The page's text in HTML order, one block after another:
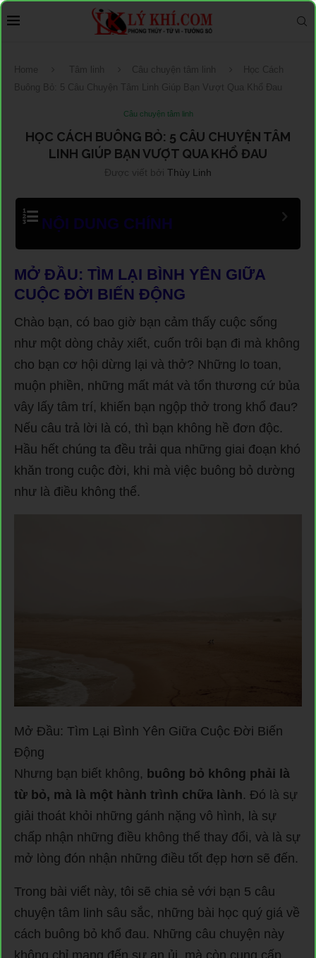
Home Tâm linh Câu chuyện tâm linh
Học Cách
Buông Bỏ: 5 Câu Chuyện Tâm Linh Giúp Bạn Vượt Qua Khổ Đau
Câu chuyện tâm linh
HỌC CÁCH BUÔNG BỎ: 5 CÂU CHUYỆN TÂM
LINH GIÚP BẠN VƯỢT QUA KHỔ ĐAU
Được viết bởi Thùy Linh
NỘI DUNG CHÍNH
MỞ ĐẦU: TÌM LẠI BÌNH YÊN GIỮA
CUỘC ĐỜI BIẾN ĐỘNG
Chào bạn, có bao giờ bạn cảm thấy cuộc sống
như một dòng chảy xiết, cuốn trôi bạn đi mà không
cho bạn cơ hội dừng lại và thở? Những lo toan,
muộn phiền, những mất mát và tổn thương cứ bủa
vây lấy tâm trí, khiến bạn ngộp thở trong khổ đau?
Nếu câu trả lời là có, thì bạn không hề đơn độc.
Hầu hết chúng ta đều trải qua những giai đoạn khó
khăn trong cuộc đời, khi mà việc buông bỏ dường
như là điều không thể.
Mở Đầu: Tìm Lại Bình Yên Giữa Cuộc Đời Biến
Động
Nhưng bạn biết không, buông bỏ không phải là
từ bỏ, mà là một hành trình chữa lành. Đó là sự
giải thoát khỏi những gánh nặng vô hình, là sự
chấp nhận những điều không thể thay đổi, và là sự
mở lòng đón nhận những điều tốt đẹp hơn sẽ đến.
Trong bài viết này, tôi sẽ chia sẻ với bạn 5 câu
chuyện tâm linh sâu sắc, những bài học quý giá về
cách buông bỏ khổ đau. Những câu chuyện này
không chỉ mang đến sự an ủi, mà còn cung cấp